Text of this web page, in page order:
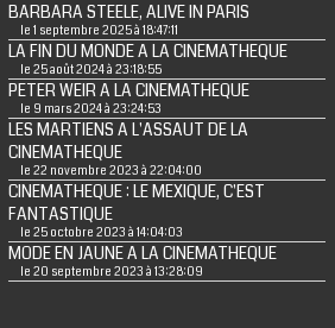
BARBARA STEELE, ALIVE IN PARIS
le 1 septembre 2025 à 18:47:11
LA FIN DU MONDE A LA CINEMATHEQUE
le 25 août 2024 à 23:18:55
PETER WEIR A LA CINEMATHEQUE
le 9 mars 2024 à 23:24:53
LES MARTIENS A L'ASSAUT DE LA
CINEMATHEQUE
le 22 novembre 2023 à 22:04:00
CINEMATHEQUE : LE MEXIQUE, C'EST
FANTASTIQUE
le 25 octobre 2023 à 14:04:03
MODE EN JAUNE A LA CINEMATHEQUE
le 20 septembre 2023 à 13:28:09